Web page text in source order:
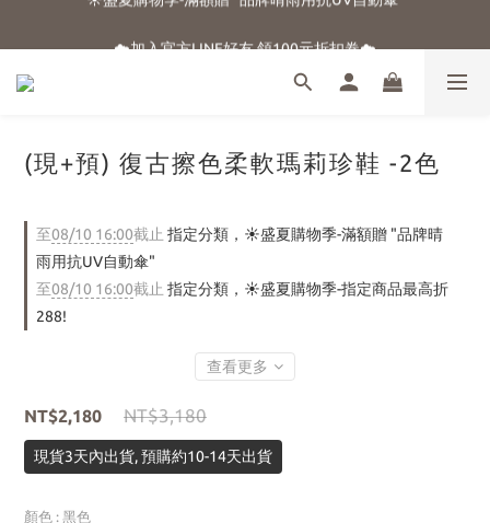
☁️加入官方LINE好友 領100元折扣卷☁️
⭐新朋友首購享優惠⭐
(現+預) 復古擦色柔軟瑪莉珍鞋 -2色
至08/10 16:00截止 指定分類，☀️盛夏購物季-滿額贈 "品牌晴
雨用抗UV自動傘"
至08/10 16:00截止 指定分類，☀️盛夏購物季-指定商品最高折
288!
查看更多
NT$2,180 NT$3,180
現貨3天內出貨, 預購約10-14天出貨
顏色 : 黑色